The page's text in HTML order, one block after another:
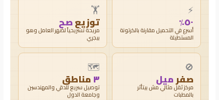
⚡
٥٠٪
أسرع في التحميل مقارنة بالكرتونة
المستطيلة
🏋️
توزيعصح
مريحة تشريحياً لضهر العامل وهو
بيجري
🚫
صفرميل
مركز ثقل مثالي مش بيتأثر
بالمطبات
🗺️
٣ مناطق
توصيل سريع للدقي والمهندسين
وجامعة الدول